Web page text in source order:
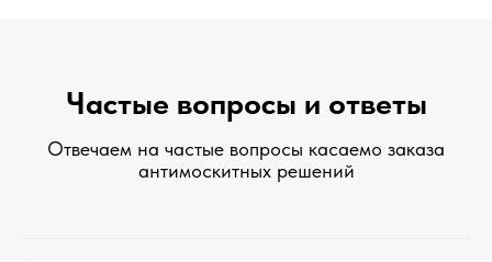
Частые вопросы и ответы
Отвечаем на частые вопросы касаемо заказа
антимоскитных решений